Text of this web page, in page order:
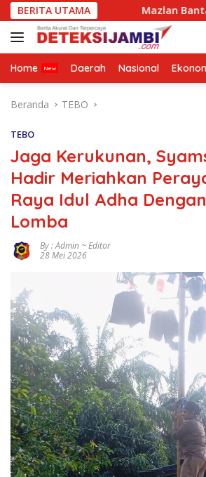
Langsung
ke
konten
BERITA UTAMAMazlan Bantah Isu
Home Daerah Nasional
Beranda TEBO
TEBO
Jaga Kerukunan,
Hadir Meriahkan
Raya Idul Adha
Lomba
By : Admin ~ Editor
28 Mei 2026